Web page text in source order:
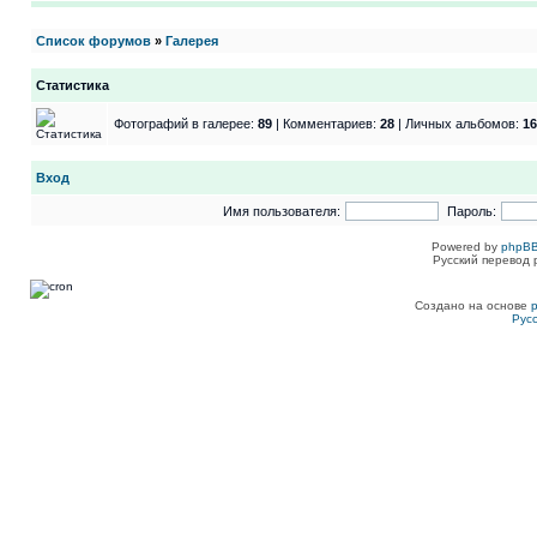
Список форумов » Галерея
Статистика
Фотографий в галерее: 89 | Комментариев: 28 | Личных альбомов: 16
Вход
Имя пользователя: Пароль:
Powered by
Русский
Создано на основе